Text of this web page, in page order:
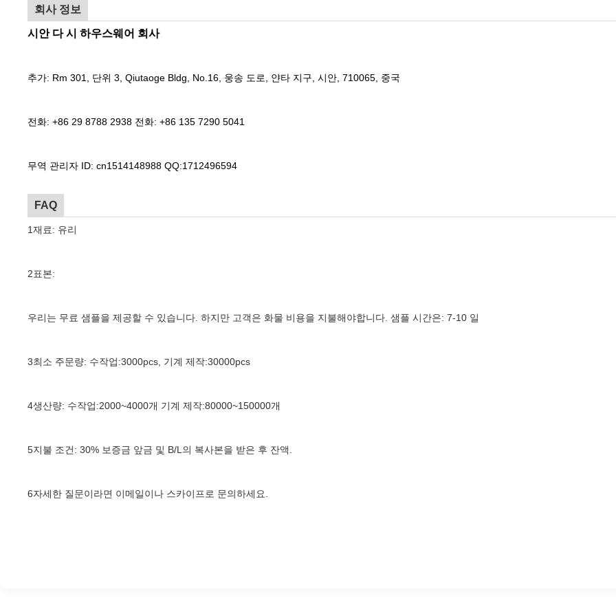
회사 정보
시안 다 시 하우스웨어 회사
추가: Rm 301, 단위 3, Qiutaoge Bldg, No.16, 웅송 도로, 얀타 지구, 시안, 710065, 중국
전화: +86 29 8788 2938 전화: +86 135 7290 5041
무역 관리자 ID: cn1514148988 QQ:1712496594
FAQ
1재료: 유리
2표본:
우리는 무료 샘플을 제공할 수 있습니다. 하지만 고객은 화물 비용을 지불해야합니다. 샘플 시간은: 7-10 일
3최소 주문량: 수작업:3000pcs, 기계 제작:30000pcs
4생산량: 수작업:2000~4000개 기계 제작:80000~150000개
5지불 조건: 30% 보증금 앞금 및 B/L의 복사본을 받은 후 잔액.
6자세한 질문이라면 이메일이나 스카이프로 문의하세요.